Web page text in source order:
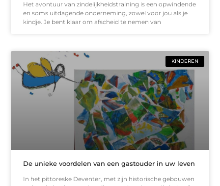
Het avontuur van zindelijkheidstraining is een opwindende
en soms uitdagende onderneming, zowel voor jou als je
kindje. Je bent klaar om afscheid te nemen van
KINDEREN
De unieke voordelen van een gastouder in uw leven
In het pittoreske Deventer, met zijn historische gebouwen